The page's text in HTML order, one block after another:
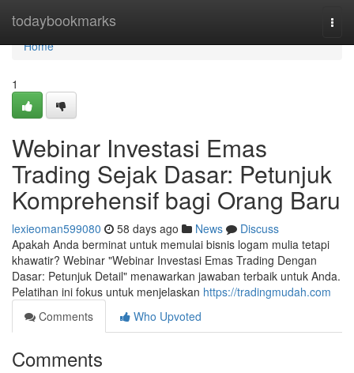
todaybookmarks
Home
Home
1
Webinar Investasi Emas
Trading Sejak Dasar: Petunjuk
Komprehensif bagi Orang Baru
lexieoman599080 58 days ago News
Discuss
Apakah Anda berminat untuk memulai bisnis logam mulia tetapi
khawatir? Webinar "Webinar Investasi Emas Trading Dengan
Dasar: Petunjuk Detail" menawarkan jawaban terbaik untuk Anda.
Pelatihan ini fokus untuk menjelaskan https://tradingmudah.com
Comments
Who Upvoted
Comments